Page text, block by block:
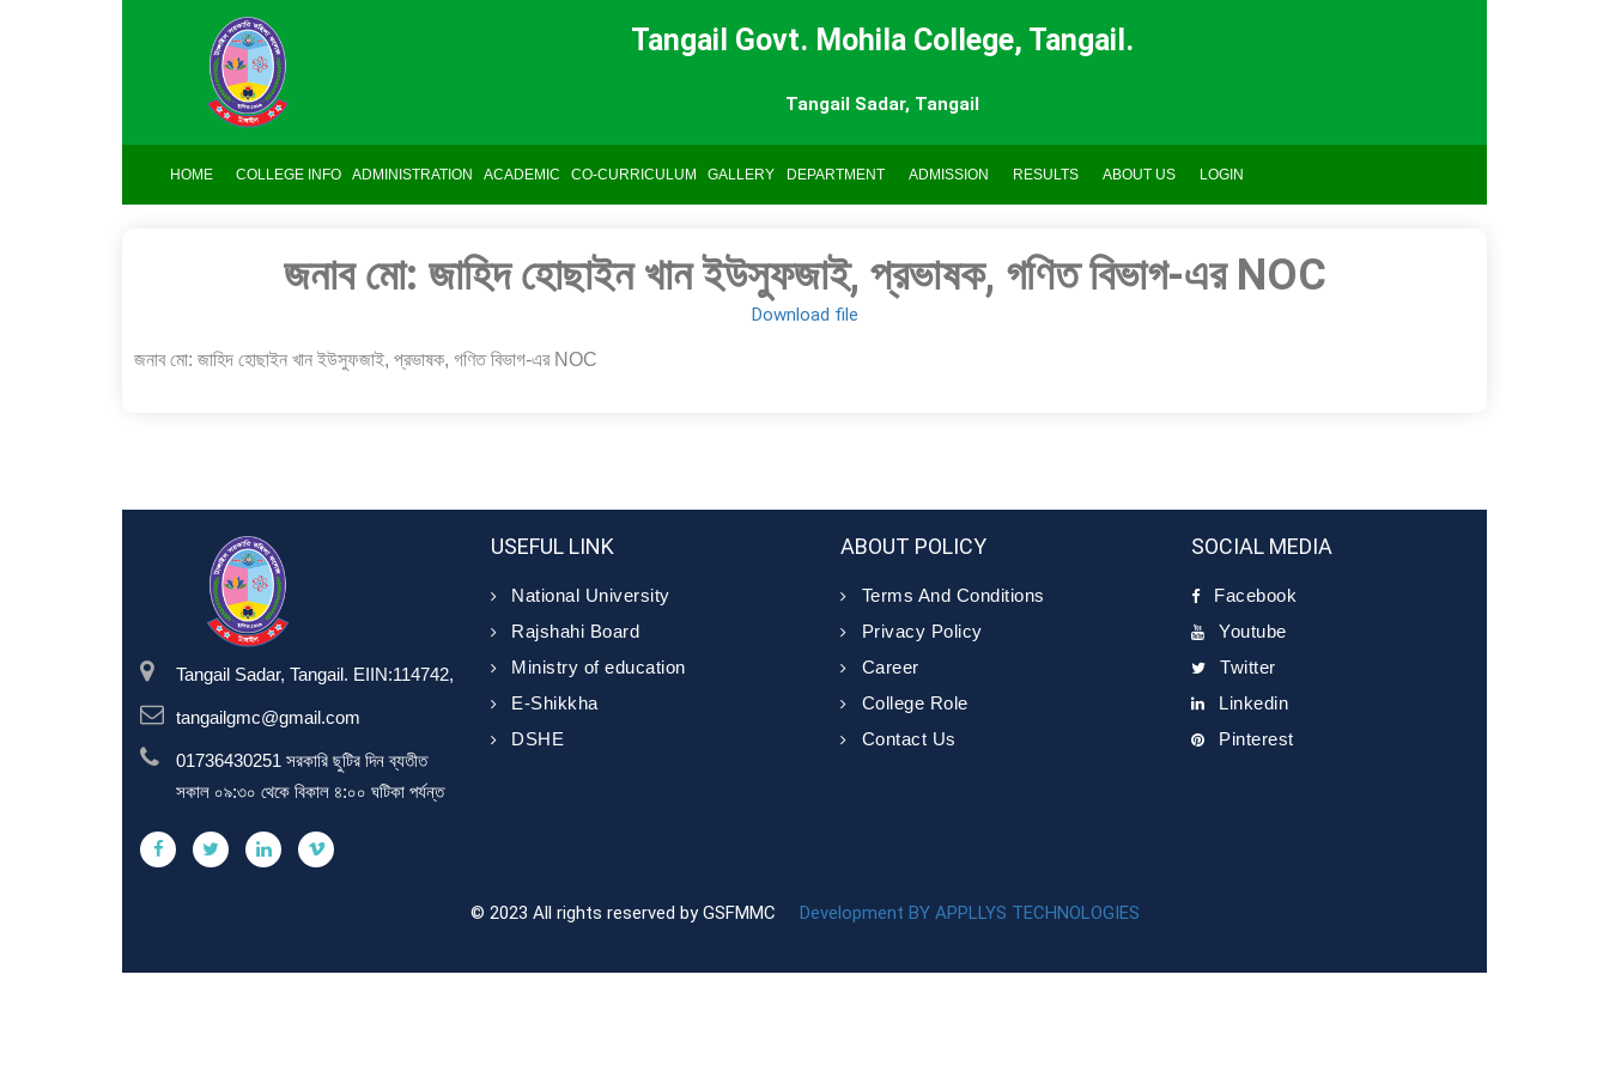
Tangail Govt. Mohila College, Tangail.
Tangail Sadar, Tangail
HOME COLLEGE INFO ADMINISTRATION ACADEMIC CO-CURRICULUM GALLERY DEPARTMENT ADMISSION RESULTS ABOUT US LOGIN
জনাব মো: জাহিদ হোছাইন খান ইউসুফজাই, প্রভাষক, গণিত বিভাগ-এর NOC
Download file
জনাব মো: জাহিদ হোছাইন খান ইউসুফজাই, প্রভাষক, গণিত বিভাগ-এর NOC
Tangail Sadar, Tangail. EIIN:114742,
tangailgmc@gmail.com
01736430251 সরকারি ছুটির দিন ব্যতীত
সকাল ০৯:৩০ থেকে বিকাল ৪:০০ ঘটিকা পর্যন্ত
USEFUL LINK
National University
Rajshahi Board
Ministry of education
E-Shikkha
DSHE
ABOUT POLICY
Terms And Conditions
Privacy Policy
Career
College Role
Contact Us
SOCIAL MEDIA
Facebook
Youtube
Twitter
Linkedin
Pinterest
© 2023 All rights reserved by GSFMMC Development BY APPLLYS TECHNOLOGIES